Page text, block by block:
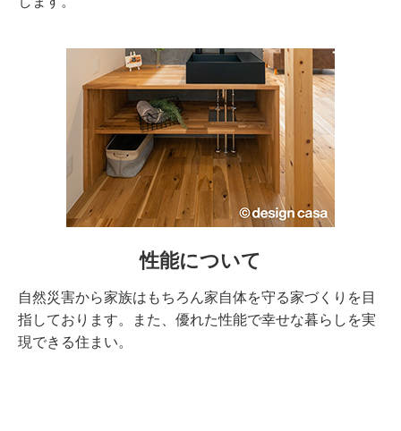
性能について
自然災害から家族はもちろん家自体を守る家づくりを目
指しております。また、優れた性能で幸せな暮らしを実
現できる住まい。